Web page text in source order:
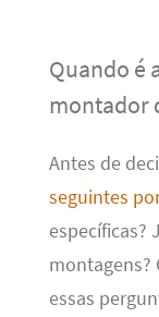
Quando é
montador
Antes de
seguintes
específicas?
montagens?
essas